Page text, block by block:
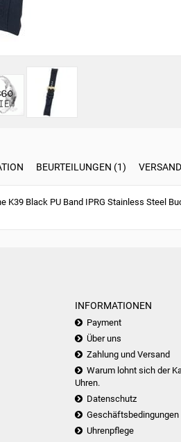
BEURTEILUNGEN (1)
K39 Black PU Band IPRG Stainless Steel
INFORMATIONEN
Payment
Über uns
Zahlung und Versand
Warum lohnt sich der
Uhren.
Datenschutz
Geschäftsbedingungen
Uhrenpflege